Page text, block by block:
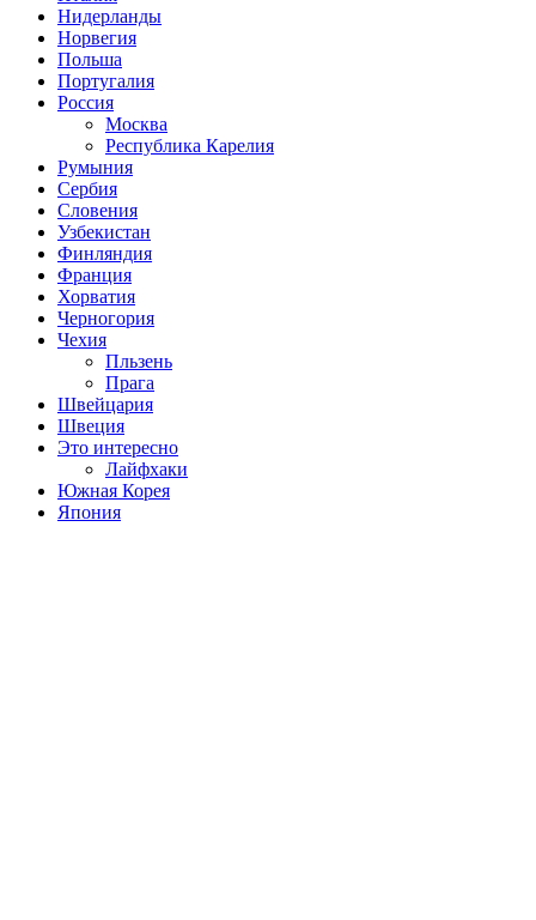
Нидерланды
Норвегия
Польша
Португалия
Россия
Москва
Республика Карелия
Румыния
Сербия
Словения
Узбекистан
Финляндия
Франция
Хорватия
Черногория
Чехия
Пльзень
Прага
Швейцария
Швеция
Это интересно
Лайфхаки
Южная Корея
Япония